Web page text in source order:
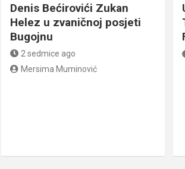
Denis Bećirovići Zukan
Helez u zvaničnoj posjeti
Bugojnu
2 sedmice ago
Mersima Muminović